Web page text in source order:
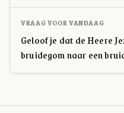
VRAAG VOOR VANDAAG
Geloof je dat de Heere
bruidegom naar een